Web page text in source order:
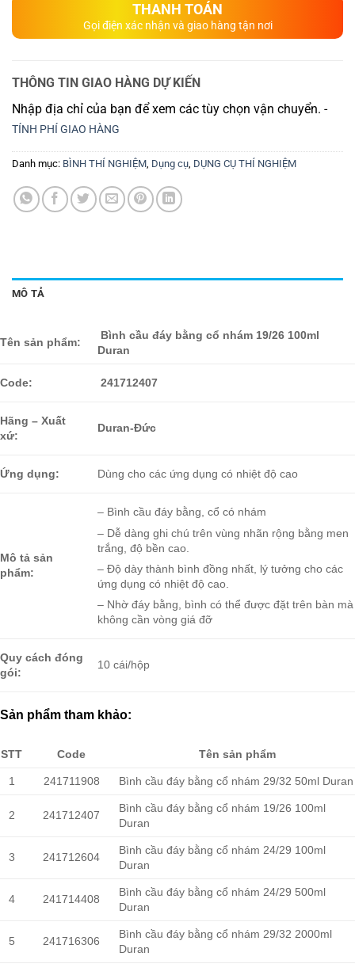
THANH TOÁN
Gọi điện xác nhận và giao hàng tận nơi
THÔNG TIN GIAO HÀNG DỰ KIẾN
Nhập địa chỉ của bạn để xem các tùy chọn vận chuyển. -
TÍNH PHÍ GIAO HÀNG
Danh mục: BÌNH THÍ NGHIỆM, Dụng cụ, DỤNG CỤ THÍ NGHIỆM
MÔ TẢ
Tên sản phẩm:
Bình cầu đáy bằng cổ nhám 19/26 100ml
Duran
Code: 241712407
Hãng – Xuất
xứ:
Duran-Đức
Ứng dụng: Dùng cho các ứng dụng có nhiệt độ cao
Mô tả sản
phẩm:
– Bình cầu đáy bằng, cổ có nhám
– Dễ dàng ghi chú trên vùng nhãn rộng bằng men
trắng, độ bền cao.
– Độ dày thành bình đồng nhất, lý tưởng cho các
ứng dụng có nhiệt độ cao.
– Nhờ đáy bằng, bình có thể được đặt trên bàn mà
không cần vòng giá đỡ
Quy cách đóng
gói:
10 cái/hộp
Sản phẩm tham khảo:
STT Code Tên sản phẩm
1 241711908 Bình cầu đáy bằng cổ nhám 29/32 50ml Duran
2 241712407
Bình cầu đáy bằng cổ nhám 19/26 100ml
Duran
3 241712604
Bình cầu đáy bằng cổ nhám 24/29 100ml
Duran
4 241714408
Bình cầu đáy bằng cổ nhám 24/29 500ml
Duran
5 241716306
Bình cầu đáy bằng cổ nhám 29/32 2000ml
Duran